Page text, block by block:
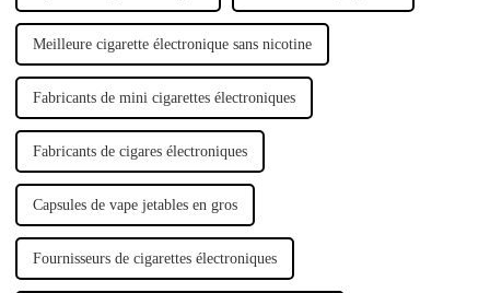
Meilleure cigarette électronique sans nicotine
Fabricants de mini cigarettes électroniques
Fabricants de cigares électroniques
Capsules de vape jetables en gros
Fournisseurs de cigarettes électroniques